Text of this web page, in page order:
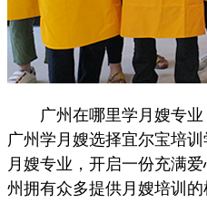
广州在哪里学月嫂专业
广州学月嫂选择宜尔宝培
月嫂专业，开启一份充满
州拥有众多提供月嫂培训